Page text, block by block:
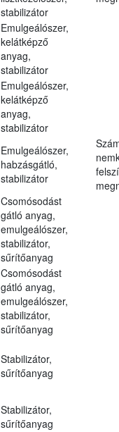
stabilizátor
Emulgeálószer,
kelátképző
anyag,
stabilizátor
Emulgeálószer,
kelátképző
anyag,
stabilizátor
Emulgeálószer,
habzásgátló,
stabilizátor
Csomósodást
gátló anyag,
emulgeálószer,
stabilizátor,
sűrítőanyag
Csomósodást
gátló anyag,
emulgeálószer,
stabilizátor,
sűrítőanyag
Stabilizátor,
sűrítőanyag
Stabilizátor,
sűrítőanyag